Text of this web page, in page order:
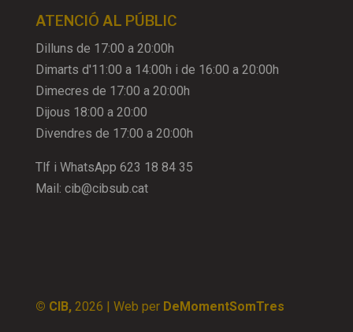
ATENCIÓ AL PÚBLIC
Dilluns de 17:00 a 20:00h
Dimarts d'11:00 a 14:00h i de 16:00 a 20:00h
Dimecres de 17:00 a 20:00h
Dijous 18:00 a 20:00
Divendres de 17:00 a 20:00h
Tlf i WhatsApp 623 18 84 35
Mail: cib@cibsub.cat
© CIB, 2026 | Web per DeMomentSomTres